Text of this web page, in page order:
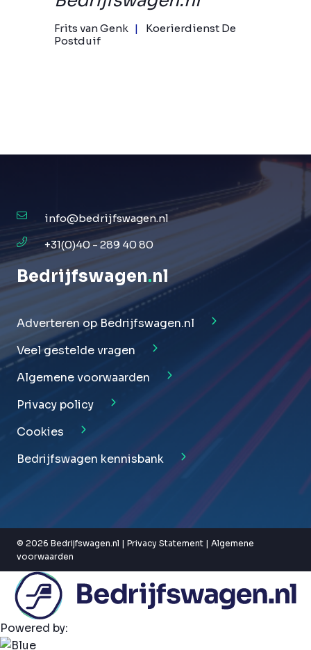
Frits van Genk
Koerierdienst De
Postduif
info@bedrijfswagen.nl
+31(0)40 - 289 40 80
Bedrijfswagen.nl
Adverteren op Bedrijfswagen.nl
Veel gestelde vragen
Algemene voorwaarden
Privacy policy
Cookies
Bedrijfswagen kennisbank
© 2026 Bedrijfswagen.nl | Privacy Statement | Algemene
voorwaarden
Powered by: